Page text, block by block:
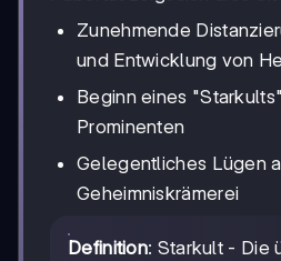
Zunehmende
und Entwicklung von
Beginn eines
Prominenten
Gelegentliches Lügen
Geheimniskrämerei
Definition: Starkult - Die